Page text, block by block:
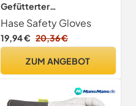
Gefütterter
Schweißerhandschuhe
MÜHLHEIM II-SUPER
Rindnarbenleder TÜV GS -
Hase Safety Gloves
19,94 € 20,36 €
ZUM ANGEBOT